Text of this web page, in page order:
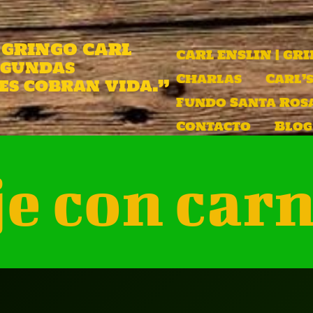
CARL
cobran vida.”
CARL ENSLIN |
Charlas
Fundo Santa
Contacto
Blog
con